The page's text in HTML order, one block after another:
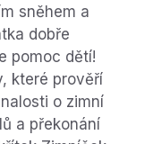
sněhem a
dobře
pomoc dětí!
které prověří
o zimní
a překonání